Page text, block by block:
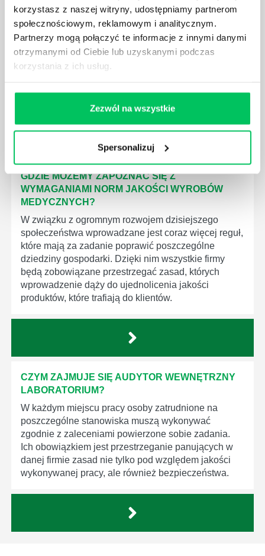
korzystasz z naszej witryny, udostępniamy partnerom
społecznościowym, reklamowym i analitycznym.
Partnerzy mogą połączyć te informacje z innymi danymi
otrzymanymi od Ciebie lub uzyskanymi podczas
korzystania z ich usług.
Zezwól na wszystkie
Spersonalizuj
KTO EGZEKWUJE PRAWO WODNE?
Prawo wodne to dość skomplikowane prawo w
ustawodawstwie polskim. Na czym dokładniej ono
polega? Kogo w zasadzie obowiązuje? Jak wygląda
GDZIE MOŻEMY ZAPOZNAĆ SIĘ Z
WYMAGANIAMI NORM JAKOŚCI WYROBÓW
MEDYCZNYCH?
W związku z ogromnym rozwojem dzisiejszego
społeczeństwa wprowadzane jest coraz więcej reguł,
które mają za zadanie poprawić poszczególne
dziedziny gospodarki. Dzięki nim wszystkie firmy
będą zobowiązane przestrzegać zasad, których
wprowadzenie dąży do ujednolicenia jakości
produktów, które trafiają do klientów.
CZYM ZAJMUJE SIĘ AUDYTOR WEWNĘTRZNY
LABORATORIUM?
W każdym miejscu pracy osoby zatrudnione na
poszczególne stanowiska muszą wykonywać
zgodnie z zaleceniami powierzone sobie zadania.
Ich obowiązkiem jest przestrzeganie panujących w
danej firmie zasad nie tylko pod względem jakości
wykonywanej pracy, ale również bezpieczeństwa.